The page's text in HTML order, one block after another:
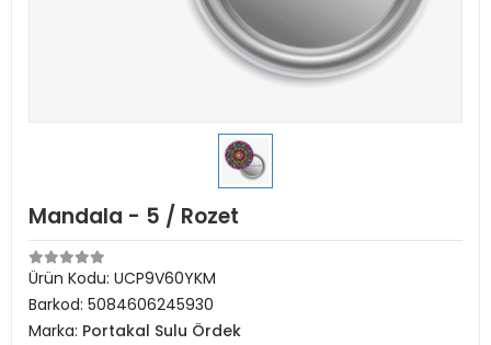
Mandala - 5 / Rozet
Ürün Kodu: UCP9V60YKM
Barkod: 5084606245930
Marka: Portakal Sulu Ördek